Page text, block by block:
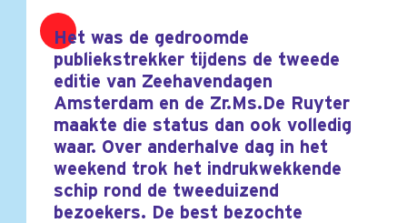
Het was de gedroomde
publiekstrekker tijdens de tweede
editie van Zeehavendagen
Amsterdam en de Zr.Ms.De Ruyter
maakte die status dan ook volledig
waar. Over anderhalve dag in het
weekend trok het indrukwekkende
schip rond de tweeduizend
bezoekers. De best bezochte